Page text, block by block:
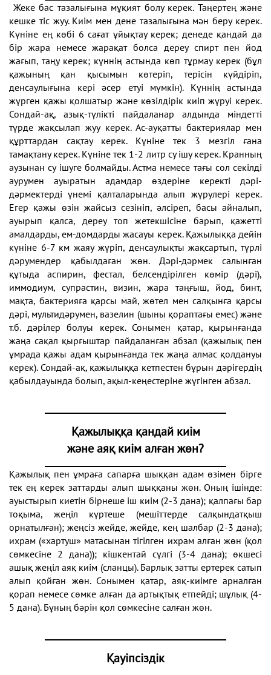
Жеке бас тазалығына мұқият болу керек. Таңертең және
кешке тіс жуу. Киім мен дене тазалығына мән беру керек.
Күніне ең көбі 6 сағат ұйықтау керек; денеде қандай да
бір жара немесе жарақат болса дереу спирт пен йод
жағып, таңу керек; күннің астында көп тұрмау керек (бұл
қажының қан қысымын көтеріп, терісін күйдіріп,
денсаулығына кері әсер етуі мүмкін). Күннің астында
жүрген қажы қолшатыр және көзілдірік киіп жүруі керек.
Сондай-ақ, азық-түлікті пайдаланар алдында міндетті
түрде жақсылап жуу керек. Ас-ауқатты бактериялар мен
құрттардан сақтау керек. Күніне тек 3 мезгіл ғана
тамақтану керек. Күніне тек 1-2 литр су ішу керек. Кранның
аузынан су ішуге болмайды. Астма немесе тағы сол секілді
аурумен ауыратын адамдар өздеріне керекті дәрі-
дәрмектерді үнемі қалталарында алып жүрулері керек.
Егер қажы өзін жайсыз сезініп, әлсіреп, басы айналып,
ауырып қалса, дереу топ жетекшісіне барып, қажетті
амалдарды, ем-домдарды жасауы керек. Қажылыққа дейін
күніне 6-7 км жаяу жүріп, денсаулықты жақсартып, түрлі
дәрумендер қабылдаған жөн. Дәрі-дәрмек салынған
құтыда аспирин, фестал, белсендірілген көмір (дәрі),
иммодиум, супрастин, визин, жара таңғыш, йод, бинт,
мақта, бактерияға қарсы май, жөтел мен салқынға қарсы
дәрі, мультидәрумен, вазелин (шыны қораптағы емес) және
т.б. дәрілер болуы керек. Сонымен қатар, қырынғанда
жаңа сақал қырғыштар пайдаланған абзал (қажылық пен
ұмрада қажы адам қырынғанда тек жаңа алмас қолдануы
керек). Сондай-ақ, қажылыққа кетпестен бұрын дәрігердің
қабылдауында болып, ақыл-кеңестеріне жүгінген абзал.
Қажылыққа қандай киім
және аяқ киім алған жөн?
Қажылық пен ұмраға сапарға шыққан адам өзімен бірге
тек ең керек заттарды алып шыққаны жөн. Оның ішінде:
ауыстырып киетін бірнеше іш киім (2-3 дана); қалпағы бар
тоқыма, жеңіл күртеше (мешіттерде салқындатқыш
орнатылған); жеңсіз жейде, жейде, кең шалбар (2-3 дана);
ихрам («хартуш» матасынан тігілген ихрам алған жөн (қол
сөмкесіне 2 дана)); кішкентай сүлгі (3-4 дана); өкшесі
ашық жеңіл аяқ киім (сланцы). Барлық затты ертерек сатып
алып қойған жөн. Сонымен қатар, аяқ-киімге арналған
қорап немесе сөмке алған да артықтық етпейді; шұлық (4-
5 дана). Бұның бәрін қол сөмкесіне салған жөн.
Қауіпсіздік